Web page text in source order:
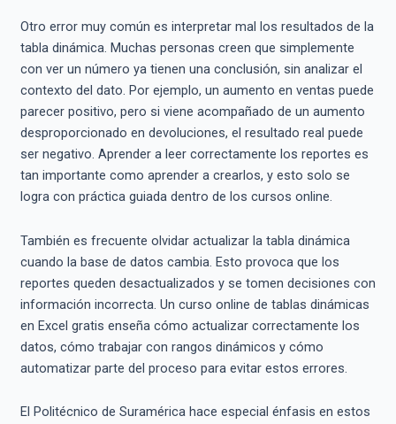
Otro error muy común es interpretar mal los resultados de la
tabla dinámica. Muchas personas creen que simplemente
con ver un número ya tienen una conclusión, sin analizar el
contexto del dato. Por ejemplo, un aumento en ventas puede
parecer positivo, pero si viene acompañado de un aumento
desproporcionado en devoluciones, el resultado real puede
ser negativo. Aprender a leer correctamente los reportes es
tan importante como aprender a crearlos, y esto solo se
logra con práctica guiada dentro de los cursos online.
También es frecuente olvidar actualizar la tabla dinámica
cuando la base de datos cambia. Esto provoca que los
reportes queden desactualizados y se tomen decisiones con
información incorrecta. Un curso online de tablas dinámicas
en Excel gratis enseña cómo actualizar correctamente los
datos, cómo trabajar con rangos dinámicos y cómo
automatizar parte del proceso para evitar estos errores.
El Politécnico de Suramérica hace especial énfasis en estos